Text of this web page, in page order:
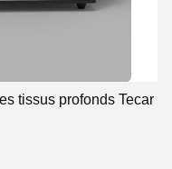
tissus profonds Tecar